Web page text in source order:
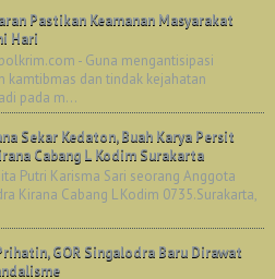
Pastikan Keamanan Masyarakat
Hari
- Guna mengantisipasi
kamtibmas dan tindak kejahatan
pada m...
Sekar Kedaton, Buah Karya Persit
Cabang L Kodim Surakarta
Putri Karisma Sari seorang Anggota
Kirana Cabang L Kodim 0735.Surakarta,
GOR Singalodra Baru Dirawat